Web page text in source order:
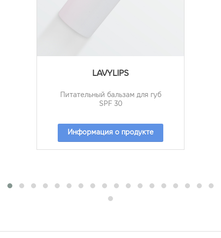
LAVYLIPS
Питательный бальзам для губ
SPF 30
Информация о продукте